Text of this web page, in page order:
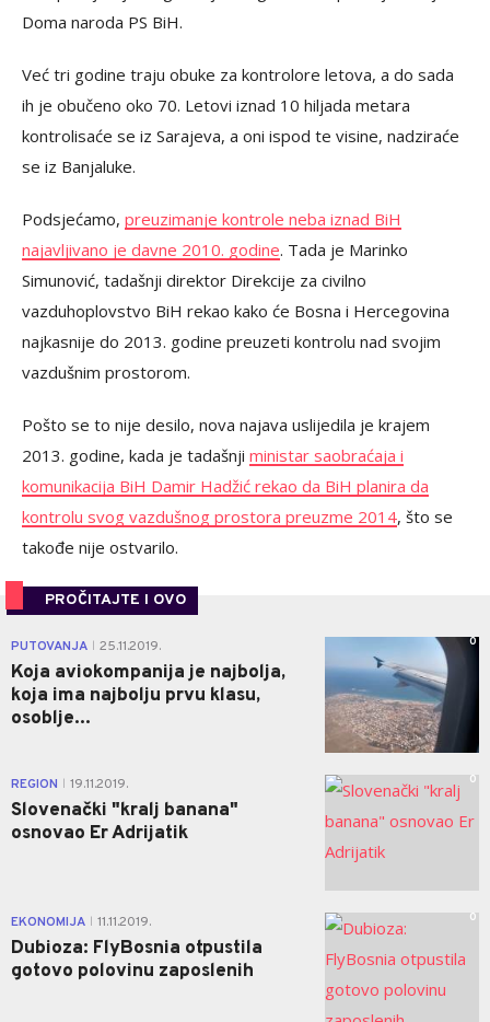
Doma naroda PS BiH.
Već tri godine traju obuke za kontrolore letova, a do sada
ih je obučeno oko 70. Letovi iznad 10 hiljada metara
kontrolisaće se iz Sarajeva, a oni ispod te visine, nadziraće
se iz Banjaluke.
Podsjećamo, preuzimanje kontrole neba iznad BiH
najavljivano je davne 2010. godine. Tada je Marinko
Simunović, tadašnji direktor Direkcije za civilno
vazduhoplovstvo BiH rekao kako će Bosna i Hercegovina
najkasnije do 2013. godine preuzeti kontrolu nad svojim
vazdušnim prostorom.
Pošto se to nije desilo, nova najava uslijedila je krajem
2013. godine, kada je tadašnji ministar saobraćaja i
komunikacija BiH Damir Hadžić rekao da BiH planira da
kontrolu svog vazdušnog prostora preuzme 2014, što se
takođe nije ostvarilo.
PROČITAJTE I OVO
PUTOVANJA 25.11.2019.
Koja aviokompanija je najbolja,
koja ima najbolju prvu klasu,
osoblje...
0
REGION 19.11.2019.
Slovenački "kralj banana"
osnovao Er Adrijatik
0
EKONOMIJA 11.11.2019.
Dubioza: FlyBosnia otpustila
gotovo polovinu zaposlenih
0